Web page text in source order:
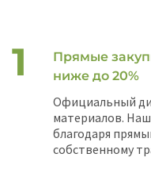
Прямые
ниже до 20%
Официальный
материалов.
благодаря
собственному